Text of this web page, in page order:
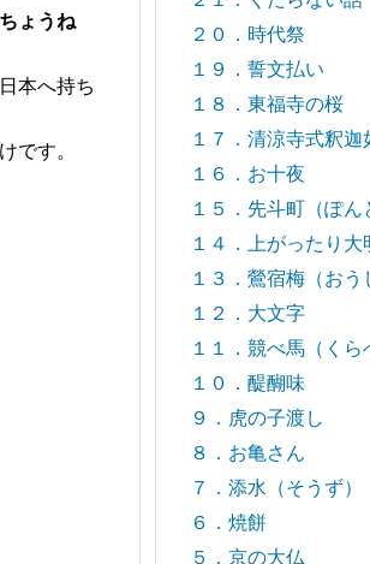
ょうね
本へ持ち
です。
２０．時代祭
１９．誓文払い
１８．東福寺の桜
１７．清涼寺式釈迦
１６．お十夜
１５．先斗町（ぽん
１４．上がったり大
１３．鶯宿梅（おう
１２．大文字
１１．競べ馬（くら
１０．醍醐味
９．虎の子渡し
８．お亀さん
７．添水（そうず）
６．焼餅
５．京の大仏